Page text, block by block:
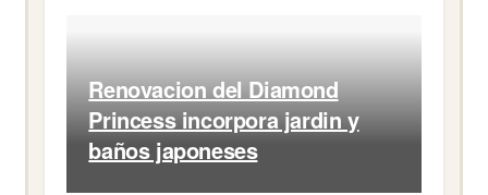
Renovacion del Diamond
Princess incorpora jardin y
baños japoneses